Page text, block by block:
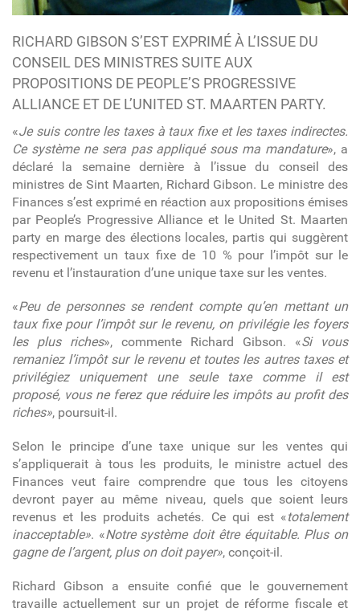
RICHARD GIBSON S’EST EXPRIMÉ À L’ISSUE DU
CONSEIL DES MINISTRES SUITE AUX
PROPOSITIONS DE PEOPLE’S PROGRESSIVE
ALLIANCE ET DE L’UNITED ST. MAARTEN PARTY.
«Je suis contre les taxes à taux fixe et les taxes indirectes.
Ce système ne sera pas appliqué sous ma mandature», a
déclaré la semaine dernière à l’issue du conseil des
ministres de Sint Maarten, Richard Gibson. Le ministre des
Finances s’est exprimé en réaction aux propositions émises
par People’s Progressive Alliance et le United St. Maarten
party en marge des élections locales, partis qui suggèrent
respectivement un taux fixe de 10 % pour l’impôt sur le
revenu et l’instauration d’une unique taxe sur les ventes.
«Peu de personnes se rendent compte qu’en mettant un
taux fixe pour l’impôt sur le revenu, on privilégie les foyers
les plus riches», commente Richard Gibson. «Si vous
remaniez l’impôt sur le revenu et toutes les autres taxes et
privilégiez uniquement une seule taxe comme il est
proposé, vous ne ferez que réduire les impôts au profit des
riches», poursuit-il.
Selon le principe d’une taxe unique sur les ventes qui
s’appliquerait à tous les produits, le ministre actuel des
Finances veut faire comprendre que tous les citoyens
devront payer au même niveau, quels que soient leurs
revenus et les produits achetés. Ce qui est «totalement
inacceptable». «Notre système doit être équitable. Plus on
gagne de l’argent, plus on doit payer», conçoit-il.
Richard Gibson a ensuite confié que le gouvernement
travaille actuellement sur un projet de réforme fiscale et